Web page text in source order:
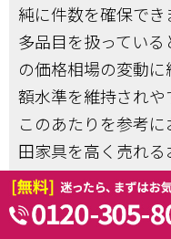
純に件数を確保でき
多品目を扱っている
の価格相場の変動に
額水準を維持されや
このあたりを参考
田家具を高く売れ
思います。
最後に当店のグル
きますので是非候